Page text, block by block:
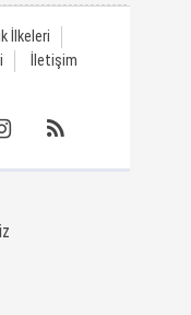
İlkeleri
İletişim